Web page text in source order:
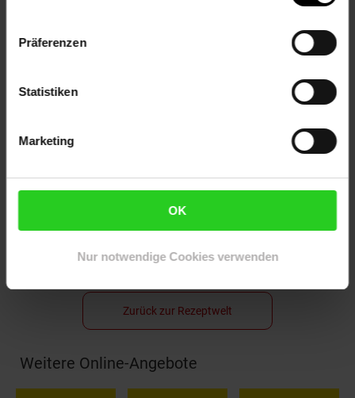
Präferenzen
Statistiken
Marketing
OK
Nur notwendige Cookies verwenden
regionalen Küche Süddeutschlands.
Zurück zur Rezeptwelt
Fußzeile
Weitere Online-Angebote